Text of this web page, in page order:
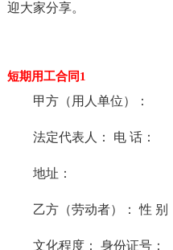
迎大家分享。
短期用工合同1
甲方（用人单位）：
法定代表人： 电 话：
地址：
乙方（劳动者）： 性 别
文化程度： 身份证号：